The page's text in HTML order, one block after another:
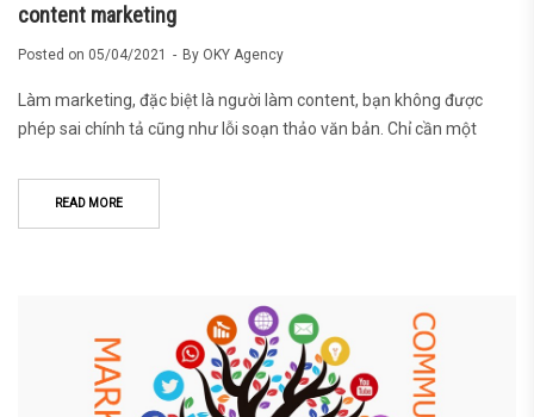
content marketing
Posted on 05/04/2021 By OKY Agency
Làm marketing, đặc biệt là người làm content, bạn không được
phép sai chính tả cũng như lỗi soạn thảo văn bản. Chỉ cần một
READ MORE